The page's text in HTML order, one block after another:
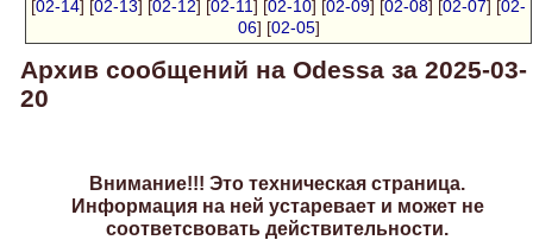
[02-14] [02-13] [02-12] [02-11] [02-10] [02-09] [02-08] [02-07] [02-
06] [02-05]
Архив сообщений на Odessa за 2025-03-
20
Внимание!!! Это техническая страница.
Информация на ней устаревает и может не
соответсвовать действительности.